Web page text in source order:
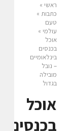
ראשי »
כתבות »
טעם
עולמי »
אוכל
בכנסים
בינלאומיים
– נובל
מובילה
בגדול
אוכל
בכנסים